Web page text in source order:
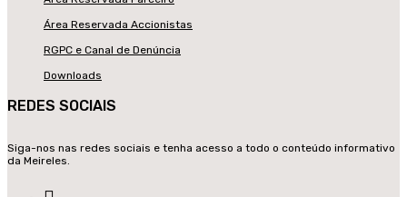
Área Reservada Accionistas
RGPC e Canal de Denúncia
Downloads
REDES SOCIAIS
Siga-nos nas redes sociais e tenha acesso a todo o conteúdo informativo
da Meireles.